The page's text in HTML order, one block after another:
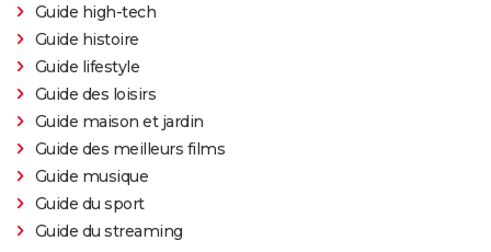
The French Dispatch : faut-il voir le dernier Wes
Anderson ? Critiques
La Traversée
Gaston Lagaffe : intrigue, avis, streaming... Tout sur
l'adaptation de la BD culte
Guide high-tech
Guide histoire
Guide lifestyle
Guide des loisirs
Guide maison et jardin
Guide des meilleurs films
Guide musique
Guide du sport
Guide du streaming